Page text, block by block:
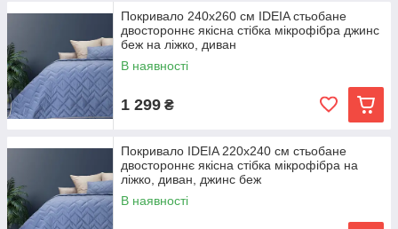
Покривало 240х260 см IDEIA стьобане
двостороннє якісна стібка мікрофібра джинс
беж на ліжко, диван
В наявності
1 299 ₴
Покривало IDEIA 220х240 см стьобане
двостороннє якісна стібка мікрофібра на
ліжко, диван, джинс беж
В наявності